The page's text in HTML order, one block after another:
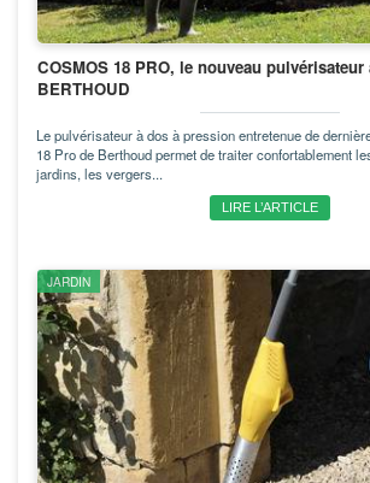
COSMOS 18 PRO, le nouveau
BERTHOUD
Le pulvérisateur à dos à pression entretenue de
18 Pro de Berthoud permet de traiter confortablement
jardins, les vergers...
LIRE L’ARTICLE
JARDIN